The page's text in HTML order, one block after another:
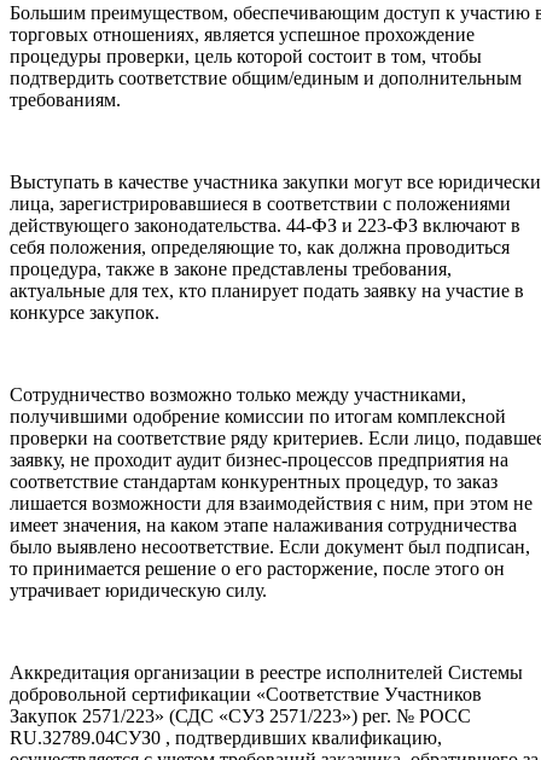
Большим преимуществом, обеспечивающим доступ к участию
торговых отношениях, является успешное прохождение
процедуры проверки, цель которой состоит в том, чтобы
подтвердить соответствие общим/единым и дополнительным
требованиям.
Выступать в качестве участника закупки могут все
лица, зарегистрировавшиеся в соответствии с положениями
действующего законодательства. 44-ФЗ и 223-ФЗ включают в
себя положения, определяющие то, как должна проводиться
процедура, также в законе представлены требования,
актуальные для тех, кто планирует подать заявку на участие в
конкурсе закупок.
Сотрудничество возможно только между участниками,
получившими одобрение комиссии по итогам комплексной
проверки на соответствие ряду критериев. Если лицо,
заявку, не проходит аудит бизнес-процессов предприятия на
соответствие стандартам конкурентных процедур, то заказ
лишается возможности для взаимодействия с ним, при этом не
имеет значения, на каком этапе налаживания сотрудничества
было выявлено несоответствие. Если документ был подписан,
то принимается решение о его расторжение, после этого он
утрачивает юридическую силу.
Аккредитация организации в реестре исполнителей Системы
добровольной сертификации «Соответствие Участников
Закупок 2571/223» (СДС «СУЗ 2571/223») рег. № РОСС
RU.З2789.04СУЗ0 , подтвердивших квалификацию,